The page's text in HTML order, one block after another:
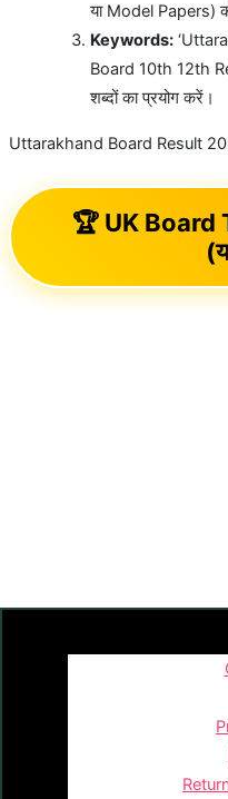
या Model Papers)
Keywords:
Board 10th 12th
शब्दों का प्रयोग करें।
Uttarakhand Board Result
🏆 UK